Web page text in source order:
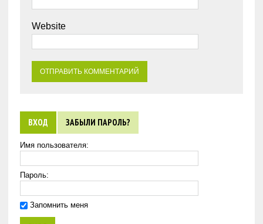
Website
ВХОД ЗАБЫЛИ ПАРОЛЬ?
Имя пользователя:
Пароль:
Запомнить меня